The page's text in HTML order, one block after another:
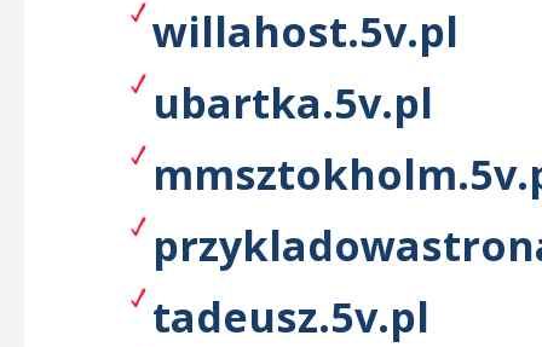
willahost.5v.pl
ubartka.5v.pl
tadeusz.5v.pl